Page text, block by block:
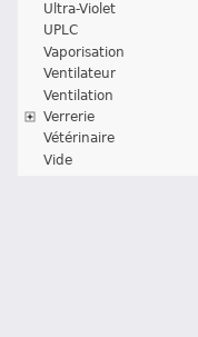
Ultra-Violet
UPLC
Vaporisation
Ventilateur
Ventilation
Verrerie
Vétérinaire
Vide